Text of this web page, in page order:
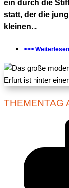
ein durch die
statt, der die
kleinen...
>>> Weiterlesen
THEMENTAG